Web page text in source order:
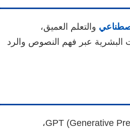
والتعلم العميق،
البشرية عبر فهم النصوص والرد